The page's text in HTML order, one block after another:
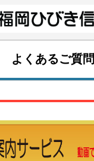
よくあるご質問